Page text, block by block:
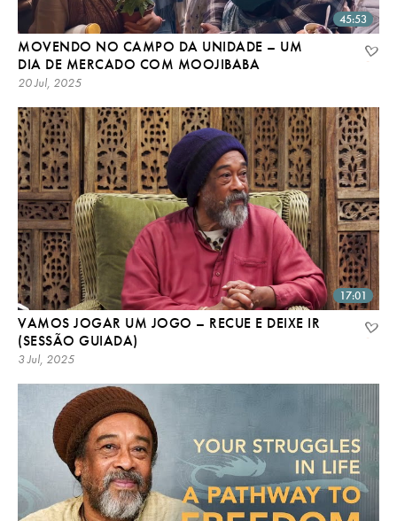
45:53
MOVENDO NO CAMPO DA UNIDADE – UM
DIA DE MERCADO COM MOOJIBABA
20 Jul, 2025
17:01
VAMOS JOGAR UM JOGO – RECUE E DEIXE IR
(SESSÃO GUIADA)
3 Jul, 2025